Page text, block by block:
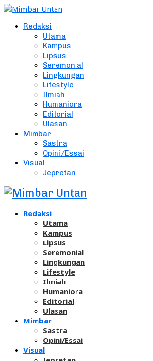
Redaksi
Utama
Kampus
Lipsus
Seremonial
Lingkungan
Lifestyle
Ilmiah
Humaniora
Editorial
Ulasan
Mimbar
Sastra
Opini/Essai
Visual
Jepretan
Redaksi
Utama
Kampus
Lipsus
Seremonial
Lingkungan
Lifestyle
Ilmiah
Humaniora
Editorial
Ulasan
Mimbar
Sastra
Opini/Essai
Visual